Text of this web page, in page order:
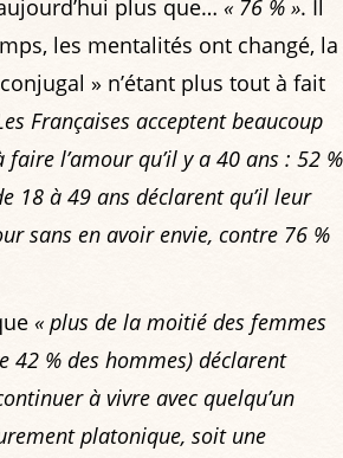
plus que… « 76 % ». Il
les mentalités ont changé, la
» n’étant plus tout à fait
Françaises acceptent beaucoup
l’amour qu’il y a 40 ans : 52 %
18 à 49 ans déclarent qu’il leur
sans en avoir envie, contre 76 %
« plus de la moitié des femmes
42 % des hommes) déclarent
à vivre avec quelqu’un
platonique, soit une